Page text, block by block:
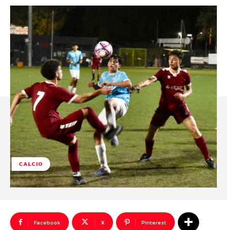
CALCIO
Facebook X Pinterest